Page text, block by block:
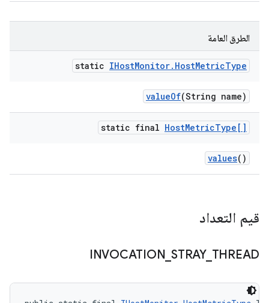
الطرق العامة
static IHostMonitor. HostMetricType
valueOf(String name)
static final HostMetricType[]
values()
قيم التعداد
INVOCATION STRAY_ THREAD